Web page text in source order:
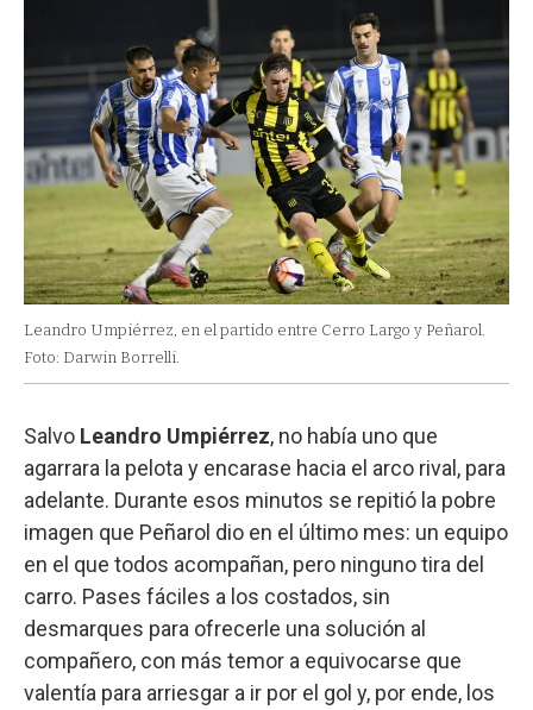
Leandro Umpiérrez, en el partido entre Cerro Largo y Peñarol.
Foto: Darwin Borrelli.
Salvo Leandro Umpiérrez, no había uno que
agarrara la pelota y encarase hacia el arco rival, para
adelante. Durante esos minutos se repitió la pobre
imagen que Peñarol dio en el último mes: un equipo
en el que todos acompañan, pero ninguno tira del
carro. Pases fáciles a los costados, sin
desmarques para ofrecerle una solución al
compañero, con más temor a equivocarse que
valentía para arriesgar a ir por el gol y, por ende, los